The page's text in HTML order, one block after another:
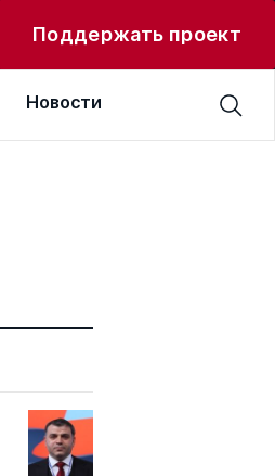
Поддержать проект
Новости